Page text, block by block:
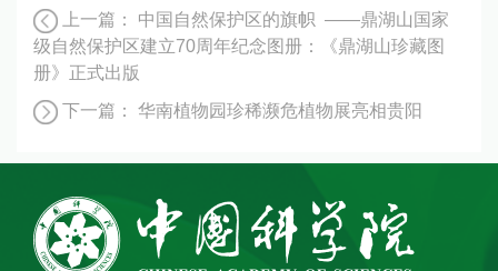
上一篇：
中国自然保护区的旗帜 ——鼎湖山国家
级自然保护区建立70周年纪念图册：《鼎湖山珍藏图
册》正式出版
下一篇：
华南植物园珍稀濒危植物展亮相贵阳